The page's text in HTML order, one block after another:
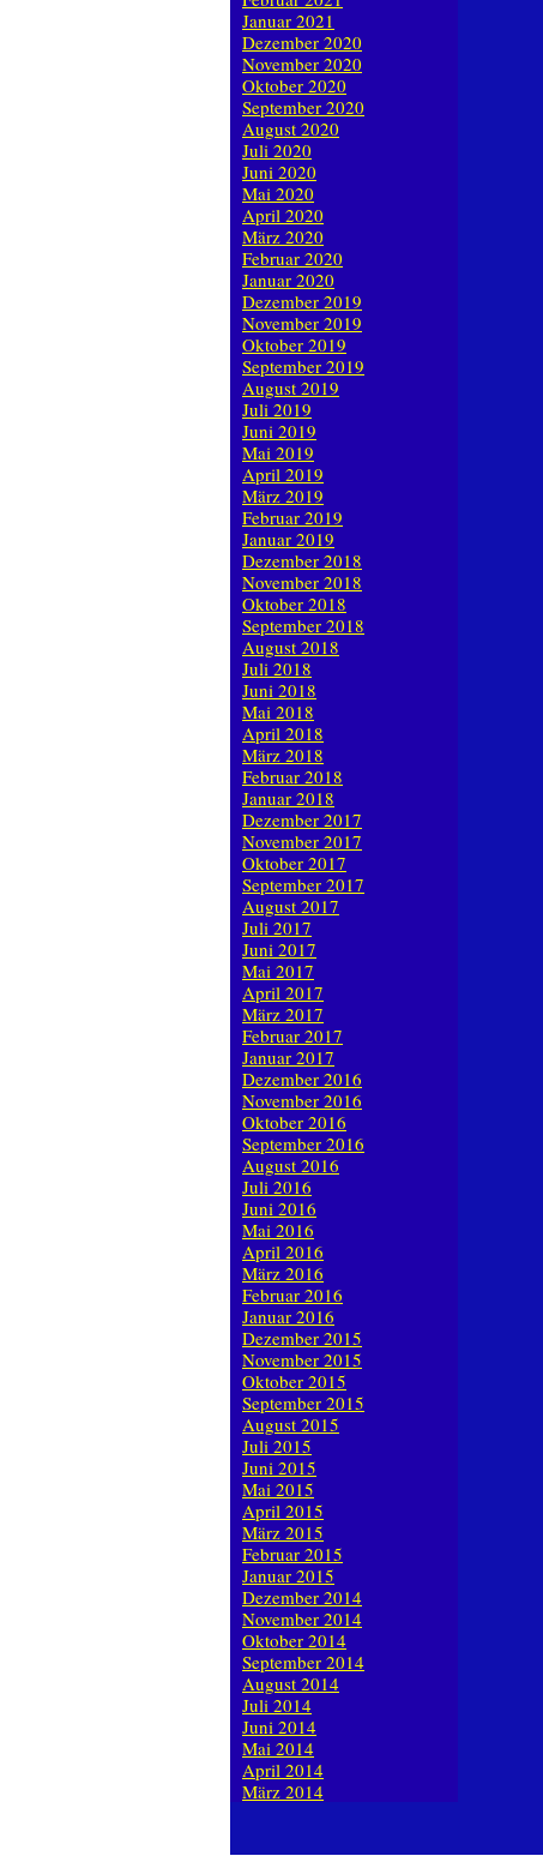
Januar 2021
Dezember 2020
November 2020
Oktober 2020
September 2020
August 2020
Juli 2020
Juni 2020
Mai 2020
April 2020
März 2020
Februar 2020
Januar 2020
Dezember 2019
November 2019
Oktober 2019
September 2019
August 2019
Juli 2019
Juni 2019
Mai 2019
April 2019
März 2019
Februar 2019
Januar 2019
Dezember 2018
November 2018
Oktober 2018
September 2018
August 2018
Juli 2018
Juni 2018
Mai 2018
April 2018
März 2018
Februar 2018
Januar 2018
Dezember 2017
November 2017
Oktober 2017
September 2017
August 2017
Juli 2017
Juni 2017
Mai 2017
April 2017
März 2017
Februar 2017
Januar 2017
Dezember 2016
November 2016
Oktober 2016
September 2016
August 2016
Juli 2016
Juni 2016
Mai 2016
April 2016
März 2016
Februar 2016
Januar 2016
Dezember 2015
November 2015
Oktober 2015
September 2015
August 2015
Juli 2015
Juni 2015
Mai 2015
April 2015
März 2015
Februar 2015
Januar 2015
Dezember 2014
November 2014
Oktober 2014
September 2014
August 2014
Juli 2014
Juni 2014
Mai 2014
April 2014
März 2014